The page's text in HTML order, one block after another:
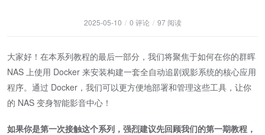
2025-05-10 / 0 评论 / 97 阅读
大家好！在本系列教程的最后一部分，我们将聚焦于如何在你的群晖
NAS 上使用 Docker 来安装构建一套全自动追剧观影系统的核心应用
程序。通过 Docker，我们可以更方便地部署和管理这些工具，让你
的 NAS 变身智能影音中心！
如果你是第一次接触这个系列，强烈建议先回顾我们的第一期教程，